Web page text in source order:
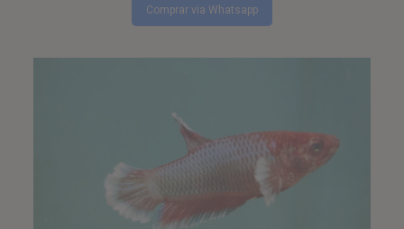
Comprar via Whatsapp